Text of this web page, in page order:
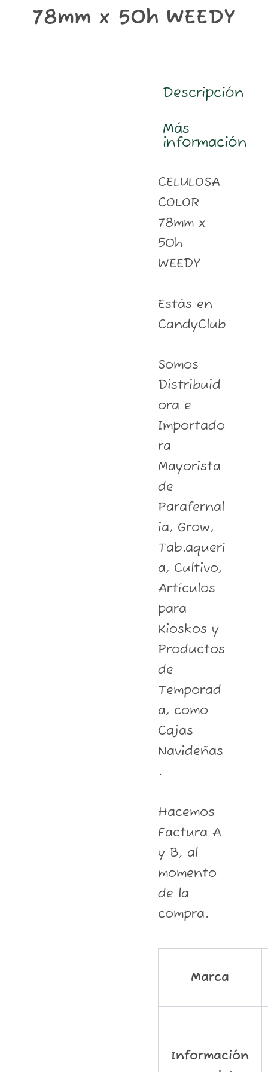
78mm x 50h WEEDY
Descripción
Más
información
CELULOSA
COLOR
78mm x
50h
WEEDY
Estás en
CandyClub
Somos
Distribuid
ora e
Importado
ra
Mayorista
de
Parafernal
ia, Grow,
Tab.aquerí
a, Cultivo,
Artículos
para
Kioskos y
Productos
de
Temporad
a, como
Cajas
Navideñas
.
Hacemos
Factura A
y B, al
momento
de la
compra.
Marca
Información